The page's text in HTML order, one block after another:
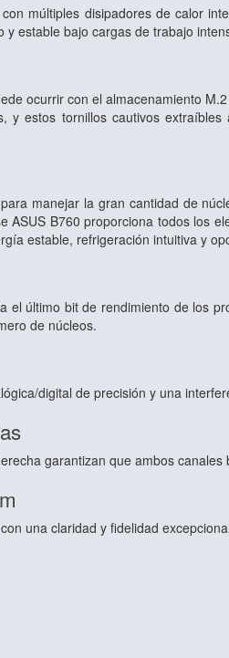
múltiples disipadores de calor
estable bajo cargas de trabajo
ocurrir con el almacenamiento
y estos tornillos cautivos
manejar la gran cantidad de
B760 proporciona todos los
estable, refrigeración intuitiva y
el último bit de rendimiento de los
de núcleos.
digital de precisión y una
garantizan que ambos
una claridad y fidelidad